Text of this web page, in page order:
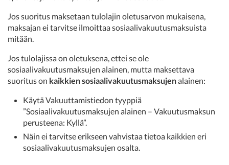
Jos suoritus maksetaan tulolajin oletusarvon mukaisena,
maksajan ei tarvitse ilmoittaa sosiaalivakuutusmaksuista
mitään.
Jos tulolajissa on oletuksena, ettei se ole
sosiaalivakuutusmaksujen alainen, mutta maksettava
suoritus on kaikkien sosiaalivakuutusmaksujenalainen:
Käytä Vakuuttamistiedon tyyppiä
”Sosiaalivakuutusmaksujen alainen – Vakuutusmaksun
perusteena: Kyllä”.
Näin ei tarvitse erikseen vahvistaa tietoa kaikkien eri
sosiaalivakuutusmaksujen osalta.